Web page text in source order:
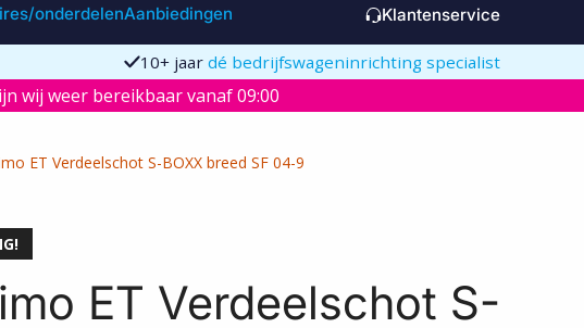
onderdelenAanbiedingen Klantenservice
10+ jaar dé bedrijfswageninrichting specialist
wij weer bereikbaar vanaf 09:00
ET Verdeelschot S-BOXX breed SF 04-9
ET Verdeelschot S-